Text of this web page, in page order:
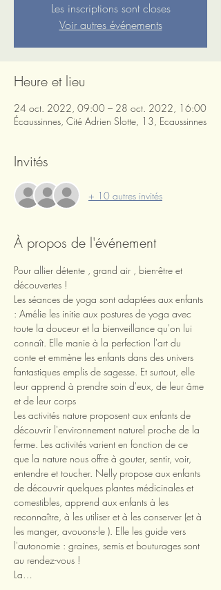
Les inscriptions sont closes
Voir autres événements
Heure et lieu
24 oct. 2022, 09:00 – 28 oct. 2022, 16:00
Écaussinnes, Cité Adrien Slotte, 13, Ecaussinnes
Invités
+ 10 autres invités
À propos de l'événement
Pour allier détente , grand air , bien-être et
découvertes !
Les séances de yoga sont adaptées aux enfants
: Amélie les initie aux postures de yoga avec
toute la douceur et la bienveillance qu'on lui
connaît. Elle manie à la perfection l'art du
conte et emmène les enfants dans des univers
fantastiques emplis de sagesse. Et surtout, elle
leur apprend à prendre soin d'eux, de leur âme
et de leur corps
Les activités nature proposent aux enfants de
découvrir l'environnement naturel proche de la
ferme. Les activités varient en fonction de ce
que la nature nous offre à gouter, sentir, voir,
entendre et toucher. Nelly propose aux enfants
de découvrir quelques plantes médicinales et
comestibles, apprend aux enfants à les
reconnaître, à les utiliser et à les conserver (et à
les manger, avouons-le ). Elle les guide vers
l'autonomie : graines, semis et bouturages sont
au rendez-vous !
La…